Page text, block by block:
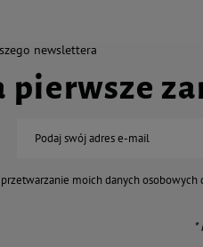
newslettera
pierwsze
Podaj swój adres e-mail
moich danych osobowych
*